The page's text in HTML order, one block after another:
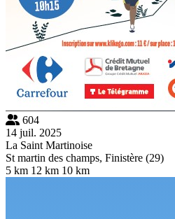
604
14 juil. 2025
La Saint Martinoise
St martin des champs, Finistère (29)
5 km 12 km 10 km